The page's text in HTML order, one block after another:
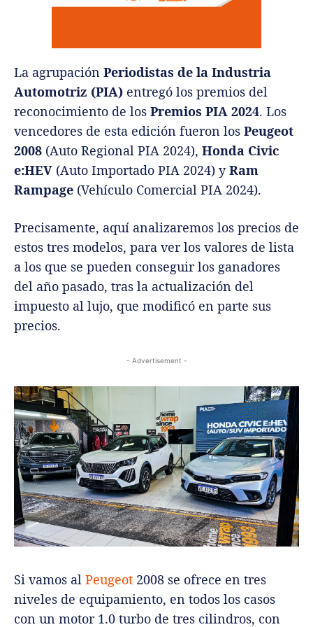
La agrupación Periodistas de la Industria
Automotriz (PIA) entregó los premios del
reconocimiento de los Premios PIA 2024. Los
vencedores de esta edición fueron los Peugeot
2008 (Auto Regional PIA 2024), Honda Civic
e:HEV (Auto Importado PIA 2024) yRam
Rampage (Vehículo Comercial PIA 2024).
Precisamente, aquí analizaremos los precios de
estos tres modelos, para ver los valores de lista
a los que se pueden conseguir los ganadores
del año pasado, tras la actualización del
impuesto al lujo, que modificó en parte sus
precios.
- Advertisement -
Si vamos al Peugeot 2008 se ofrece en tres
niveles de equipamiento, en todos los casos
con un motor 1.0 turbo de tres cilindros, con